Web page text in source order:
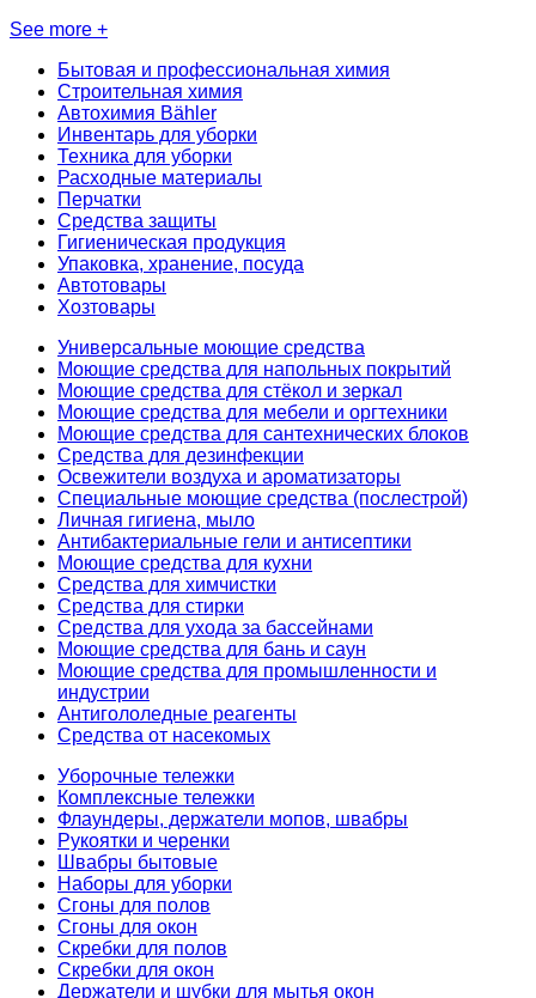
See more +
Бытовая и профессиональная химия
Строительная химия
Автохимия Bähler
Инвентарь для уборки
Техника для уборки
Расходные материалы
Перчатки
Средства защиты
Гигиеническая продукция
Упаковка, хранение, посуда
Автотовары
Хозтовары
Универсальные моющие средства
Моющие средства для напольных покрытий
Моющие средства для стёкол и зеркал
Моющие средства для мебели и оргтехники
Моющие средства для сантехнических блоков
Средства для дезинфекции
Освежители воздуха и ароматизаторы
Специальные моющие средства (послестрой)
Личная гигиена, мыло
Антибактериальные гели и антисептики
Моющие средства для кухни
Средства для химчистки
Средства для стирки
Средства для ухода за бассейнами
Моющие средства для бань и саун
Моющие средства для промышленности и
индустрии
Антигололедные реагенты
Средства от насекомых
Уборочные тележки
Комплексные тележки
Флаундеры, держатели мопов, швабры
Рукоятки и черенки
Швабры бытовые
Наборы для уборки
Сгоны для полов
Сгоны для окон
Скребки для полов
Скребки для окон
Держатели и шубки для мытья окон